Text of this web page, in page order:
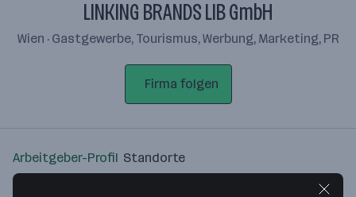
LINKING BRANDS LIB GmbH
Wien · Gastgewerbe, Tourismus, Werbung, Marketing, PR
Firma folgen
Arbeitgeber-Profil Standorte